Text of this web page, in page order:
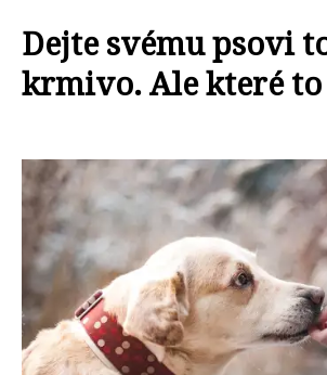
Dejte svému psovi
krmivo. Ale které to